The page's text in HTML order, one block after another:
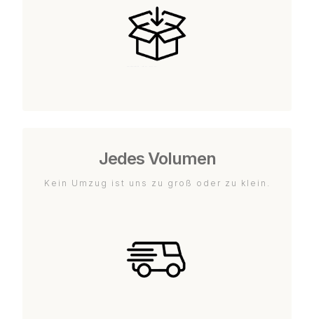
Jedes Volumen
Kein Umzug ist uns zu groß oder zu klein.